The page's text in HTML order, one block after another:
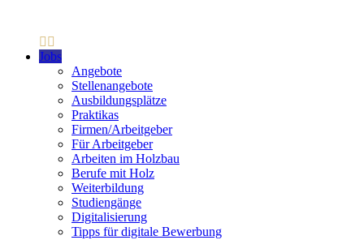
Jobs
Angebote
Stellenangebote
Ausbildungsplätze
Praktikas
Firmen/Arbeitgeber
Für Arbeitgeber
Arbeiten im Holzbau
Berufe mit Holz
Weiterbildung
Studiengänge
Digitalisierung
Tipps für digitale Bewerbung